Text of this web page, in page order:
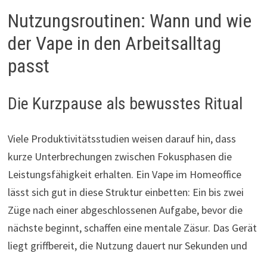
Nutzungsroutinen: Wann und wie
der Vape in den Arbeitsalltag
passt
Die Kurzpause als bewusstes Ritual
Viele Produktivitätsstudien weisen darauf hin, dass
kurze Unterbrechungen zwischen Fokusphasen die
Leistungsfähigkeit erhalten. Ein Vape im Homeoffice
lässt sich gut in diese Struktur einbetten: Ein bis zwei
Züge nach einer abgeschlossenen Aufgabe, bevor die
nächste beginnt, schaffen eine mentale Zäsur. Das Gerät
liegt griffbereit, die Nutzung dauert nur Sekunden und